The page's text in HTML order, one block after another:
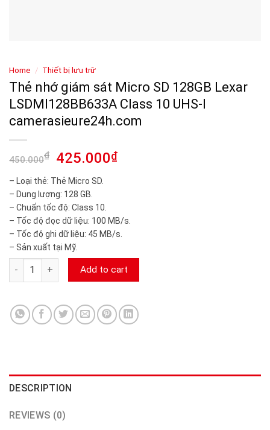
Home / Thiết bị lưu trữ
Thẻ nhớ giám sát Micro SD 128GB Lexar
LSDMI128BB633A Class 10 UHS-I
camerasieure24h.com
450.000₫ 425.000₫
– Loại thẻ: Thẻ Micro SD.
– Dung lượng: 128 GB.
– Chuẩn tốc độ: Class 10.
– Tốc độ đọc dữ liệu: 100 MB/s.
– Tốc độ ghi dữ liệu: 45 MB/s.
– Sản xuất tại Mỹ.
Thẻ nhớ giám sát Micro SD 128GB Lexar LSDMI128BB633A
Add to cart
DESCRIPTION
REVIEWS (0)